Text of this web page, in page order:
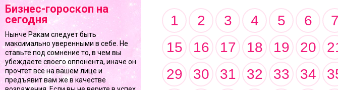
Бизнес-гороскоп на
сегодня
Нынче Ракам следует быть
максимально уверенными в себе. Не
ставьте под сомнение то, в чем вы
убеждаете своего оппонента, иначе он
прочтет все на вашем лице и
предъявит вам же в качестве
1 2 3 4 5 6 7
15
16 17 18 19 20
29
30 31 32 33 34